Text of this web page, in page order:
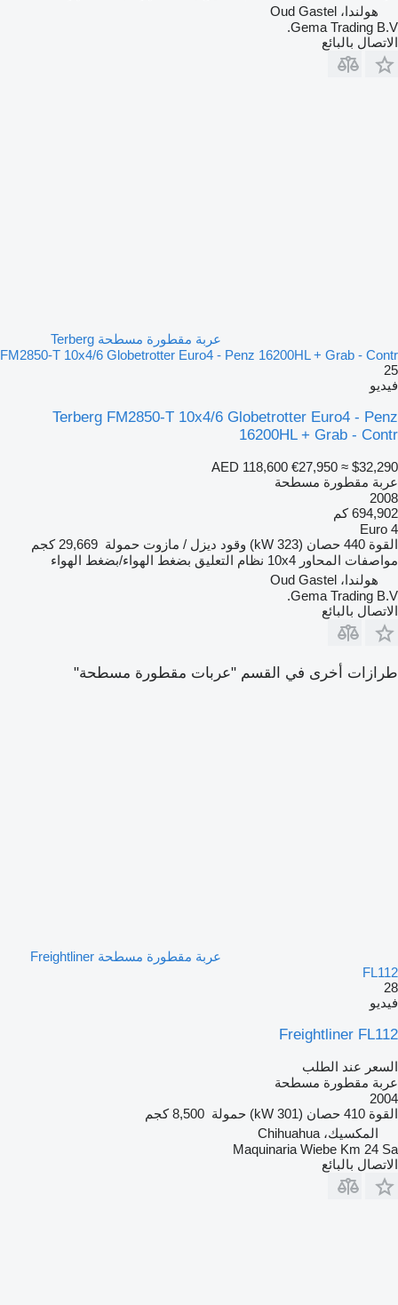
هولندا، Oud Gastel
Gema Trading B.V.
الاتصال بالبائع
عربة مقطورة مسطحة Terberg
FM2850-T 10x4/6 Globetrotter Euro4 - Penz 16200HL + Grab - Contr
25
فيديو
Terberg FM2850-T 10x4/6 Globetrotter Euro4 - Penz
16200HL + Grab - Contr
AED 118,600 €27,950 ≈ $32,290
عربة مقطورة مسطحة
2008
694,902 كم
Euro 4
القوة 440 حصان (323 kW) وقود ديزل / مازوت حمولة 29,669 كجم
مواصفات المحاور 10x4 نظام التعليق بضغط الهواء/بضغط الهواء
هولندا، Oud Gastel
Gema Trading B.V.
الاتصال بالبائع
طرازات أخرى في القسم "عربات مقطورة مسطحة"
عربة مقطورة مسطحة Freightliner
FL112
28
فيديو
Freightliner FL112
السعر عند الطلب
عربة مقطورة مسطحة
2004
القوة 410 حصان (301 kW) حمولة 8,500 كجم
المكسيك، Chihuahua
Maquinaria Wiebe Km 24 Sa
الاتصال بالبائع